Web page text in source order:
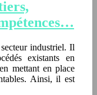
industriel. Il
existants en
mettant en place
Ainsi, il est